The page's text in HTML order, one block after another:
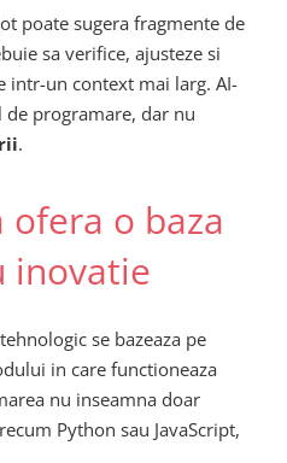
poate sugera fragmente de
sa verifice, ajusteze si
intr-un context mai larg. AI-
de programare, dar nu
.
ofera o baza
inovatie
se bazeaza pe
in care functioneaza
nu inseamna doar
Python sau JavaScript,